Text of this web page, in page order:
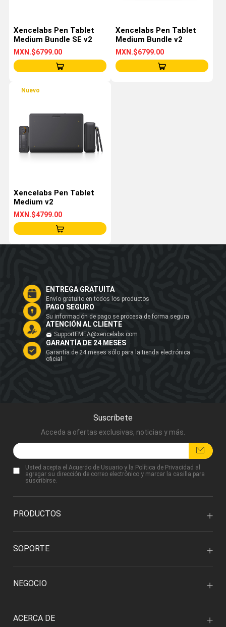
Xencelabs Pen Tablet
Medium Bundle SE v2
MXN.$6799.00
Xencelabs Pen Tablet
Medium Bundle v2
MXN.$6799.00
Nuevo
Xencelabs Pen Tablet
Medium v2
MXN.$4799.00
ENTREGA GRATUITA
Envío gratuito en todos los productos
PAGO SEGURO
Su información de pago se procesa de forma segura
ATENCIÓN AL CLIENTE
SupportEMEA@xencelabs.com
GARANTÍA DE 24 MESES
Garantía de 24 meses sólo para la tienda electrónica
oficial
Suscríbete
Acceda a ofertas exclusivas, noticias y más.
Usted acepta el Acuerdo de Usuario y la Política de Privacidad al
agregar su dirección de correo electrónico y marcar la casilla para
suscribirse.
PRODUCTOS
SOPORTE
NEGOCIO
ACERCA DE